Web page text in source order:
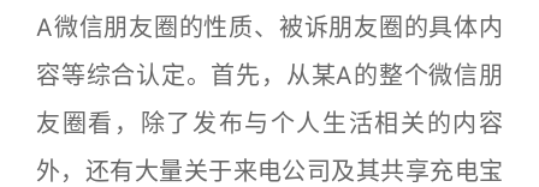
A微信朋友圈的性质、被诉朋友圈的具体内
容等综合认定。首先，从某A的整个微信朋
友圈看，除了发布与个人生活相关的内容
外，还有大量关于来电公司及其共享充电宝